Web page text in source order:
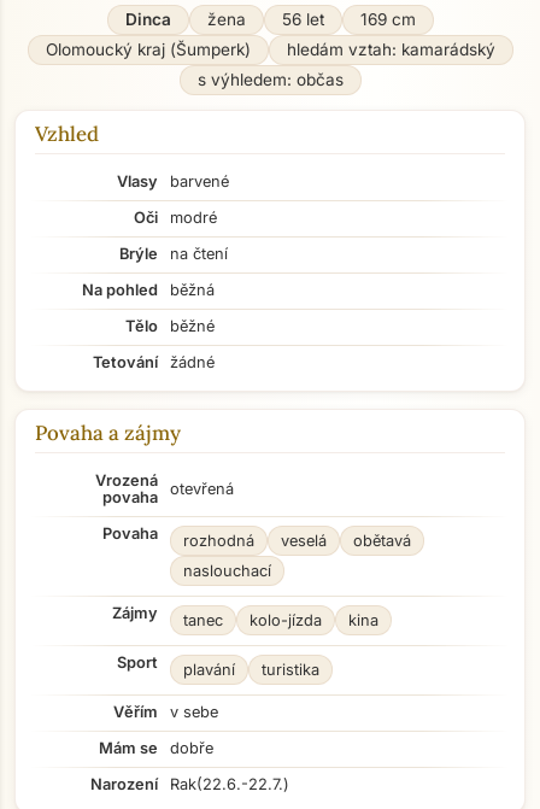
Dinca žena 56 let
169 cm
Olomoucký kraj (Šumperk)
hledám vztah: kamarádský
s výhledem: občas
Vzhled
Vlasy
barvené
Oči
modré
Brýle
na čtení
Na pohled
běžná
Tělo
běžné
Tetování
žádné
Povaha a zájmy
Vrozená
povaha
otevřená
Povaha rozhodná veselá
obětavá
naslouchací
Zájmy tanec kolo-jízda kina
Sport plavání turistika
Věřím
v sebe
Mám se
dobře
Narození
Rak(22.6.-22.7.)